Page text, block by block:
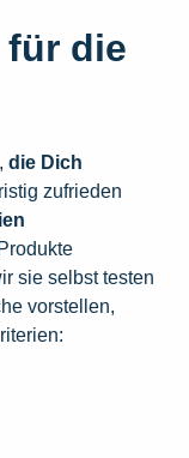
die
die Dich
zufrieden
sie selbst testen
vorstellen,